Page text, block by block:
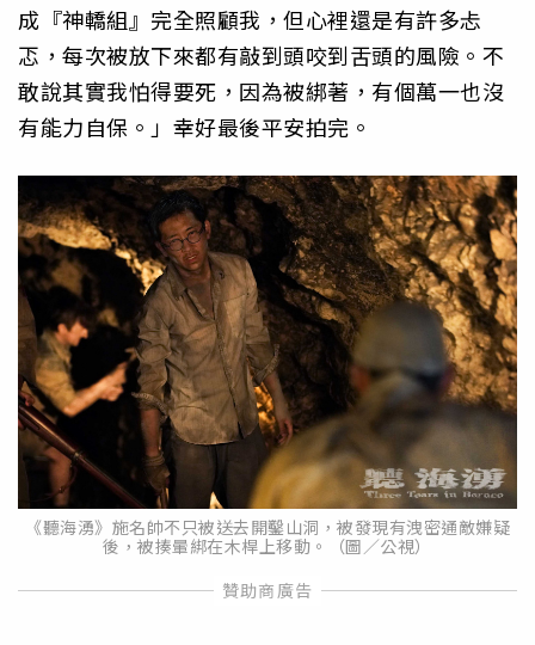
成『神轎組』完全照顧我，但心裡還是有許多忐
忑，每次被放下來都有敲到頭咬到舌頭的風險。不
敢說其實我怕得要死，因為被綁著，有個萬一也沒
有能力自保。」幸好最後平安拍完。
《聽海湧》施名帥不只被送去開鑿山洞，被發現有洩密通敵嫌疑
後，被揍暈綁在木桿上移動。（圖／公視）